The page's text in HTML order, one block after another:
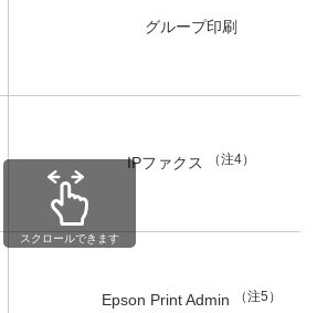
グループ印刷
IPファクス （注4）
Epson Print Admin （注5）
スクロールできます